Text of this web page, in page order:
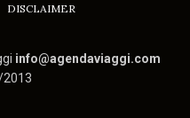
DISCLAIMER
info@agendaviaggi.com
2013